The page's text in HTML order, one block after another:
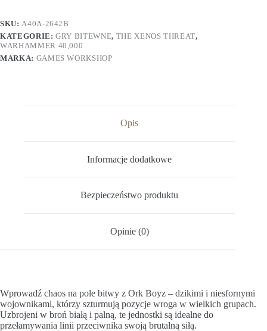
SKU:A40A-2642B
KATEGORIE:GRY BITEWNE, THE XENOS THREAT,
WARHAMMER 40,000
MARKA: GAMES WORKSHOP
Opis
Informacje dodatkowe
Bezpieczeństwo produktu
Opinie (0)
Wprowadź chaos na pole bitwy z Ork Boyz – dzikimi i niesfornymi
wojownikami, którzy szturmują pozycje wroga w wielkich grupach.
Uzbrojeni w broń białą i palną, te jednostki są idealne do
przełamywania linii przeciwnika swoją brutalną siłą.